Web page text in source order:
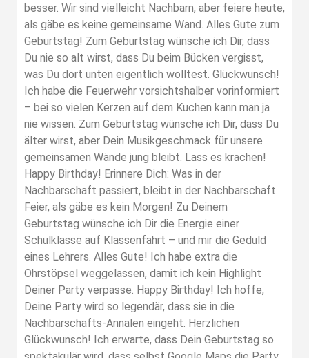
besser. Wir sind vielleicht Nachbarn, aber feiere heute,
als gäbe es keine gemeinsame Wand. Alles Gute zum
Geburtstag! Zum Geburtstag wünsche ich Dir, dass
Du nie so alt wirst, dass Du beim Bücken vergisst,
was Du dort unten eigentlich wolltest. Glückwunsch!
Ich habe die Feuerwehr vorsichtshalber vorinformiert
– bei so vielen Kerzen auf dem Kuchen kann man ja
nie wissen. Zum Geburtstag wünsche ich Dir, dass Du
älter wirst, aber Dein Musikgeschmack für unsere
gemeinsamen Wände jung bleibt. Lass es krachen!
Happy Birthday! Erinnere Dich: Was in der
Nachbarschaft passiert, bleibt in der Nachbarschaft.
Feier, als gäbe es kein Morgen! Zu Deinem
Geburtstag wünsche ich Dir die Energie einer
Schulklasse auf Klassenfahrt – und mir die Geduld
eines Lehrers. Alles Gute! Ich habe extra die
Ohrstöpsel weggelassen, damit ich kein Highlight
Deiner Party verpasse. Happy Birthday! Ich hoffe,
Deine Party wird so legendär, dass sie in die
Nachbarschafts-Annalen eingeht. Herzlichen
Glückwunsch! Ich erwarte, dass Dein Geburtstag so